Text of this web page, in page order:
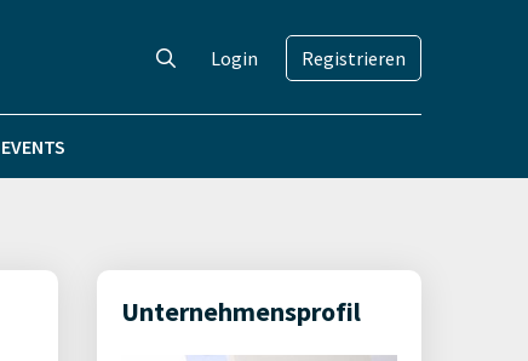
Login Registrieren
EVENTS
Unternehmensprofil